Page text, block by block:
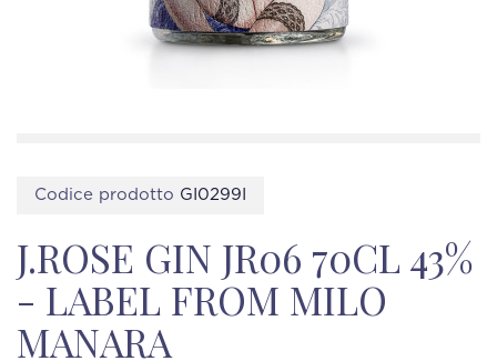
Codice prodotto GI0299I
J.ROSE GIN JR06 70CL 43%
- LABEL FROM MILO
MANARA